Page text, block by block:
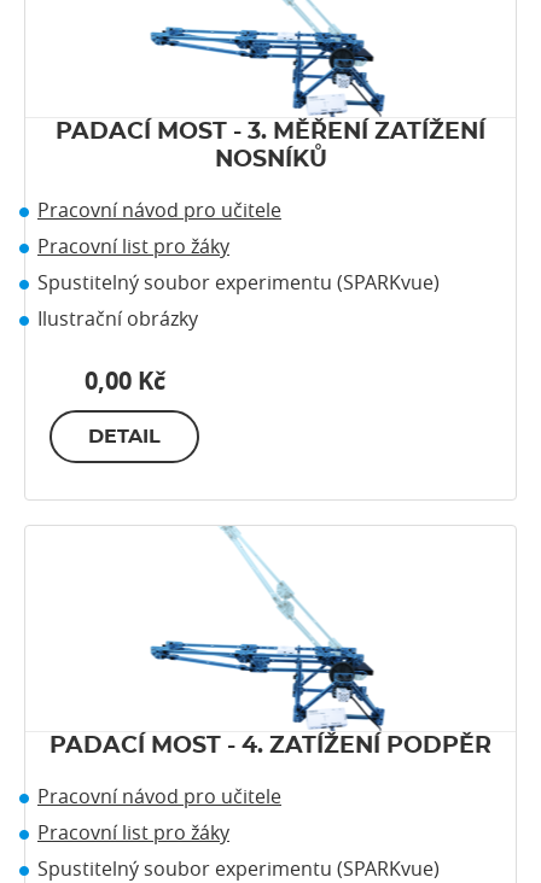
PADACÍ MOST - 3. MĚŘENÍ ZATÍŽENÍ
NOSNÍKŮ
Pracovní návod pro učitele
Pracovní list pro žáky
Spustitelný soubor experimentu (SPARKvue)
Ilustrační obrázky
0,00 Kč
DETAIL
PADACÍ MOST - 4. ZATÍŽENÍ PODPĚR
Pracovní návod pro učitele
Pracovní list pro žáky
Spustitelný soubor experimentu (SPARKvue)